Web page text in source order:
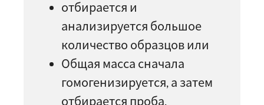
отбирается и
анализируется большое
количество образцов или
Общая масса сначала
гомогенизируется, а затем
отбирается проба.